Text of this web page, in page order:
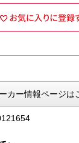
カー情報ページは